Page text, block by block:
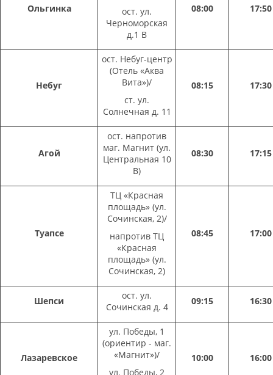
Ольгинка
ост. ул.
Черноморская
д.1 В
08:00 17:50
Небуг
ост. Небуг-центр
(Отель «Аква
Вита»)/
ст. ул.
Солнечная д. 11
08:15 17:30
Агой
ост. напротив
маг. Магнит (ул.
Центральная 10
В)
08:30 17:15
Туапсе
ТЦ «Красная
площадь» (ул.
Сочинская, 2)/
напротив ТЦ
«Красная
площадь» (ул.
Сочинская, 2)
08:45 17:00
Шепси
ост. ул.
Сочинская д. 4
09:15 16:30
Лазаревское
ул. Победы, 1
(ориентир - маг.
«Магнит»)/
ул. Победы, 2
10:00 16:00